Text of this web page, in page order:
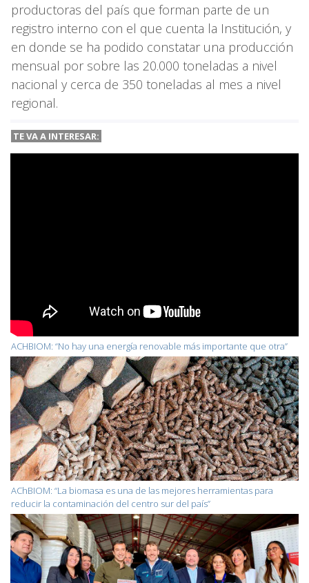
productoras del país que forman parte de un
registro interno con el que cuenta la Institución, y
en donde se ha podido constatar una producción
mensual por sobre las 20.000 toneladas a nivel
nacional y cerca de 350 toneladas al mes a nivel
regional.
TE VA A INTERESAR:
ACHBIOM: “No hay una energía renovable más importante que otra”
AChBIOM: “La biomasa es una de las mejores herramientas para
reducir la contaminación del centro sur del país”